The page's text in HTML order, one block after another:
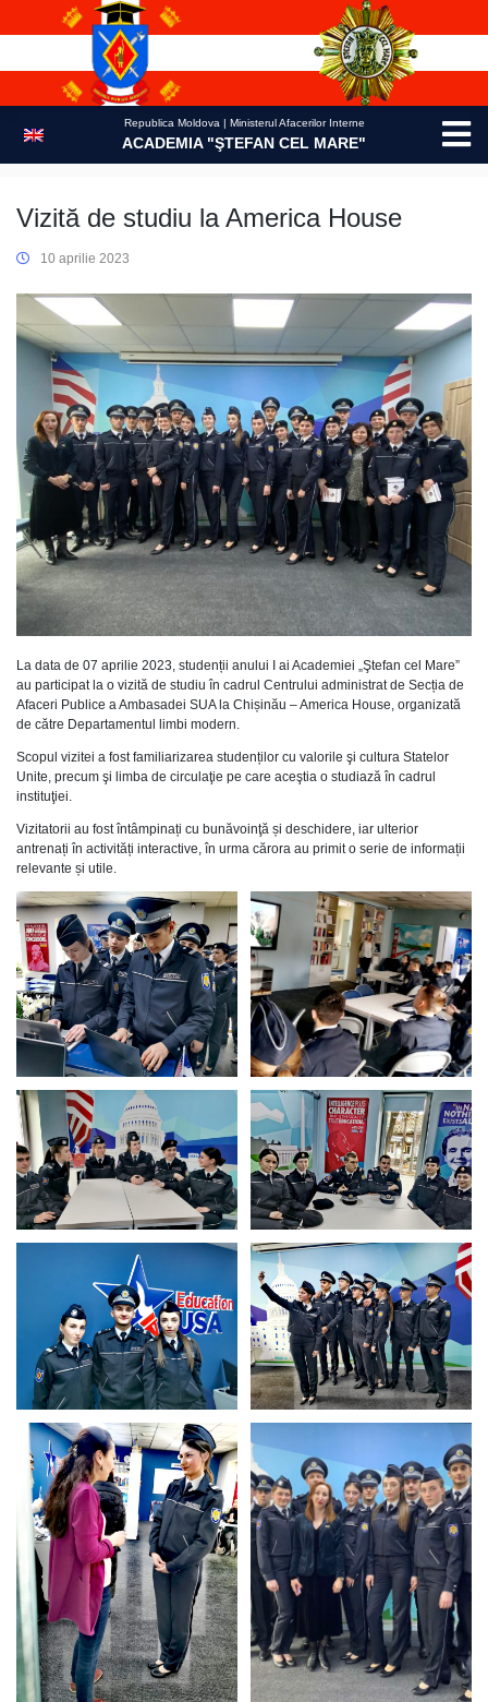
Republica Moldova | Ministerul Afacerilor Interne
ACADEMIA "ŞTEFAN CEL MARE"
Vizită de studiu la America House
10 aprilie 2023
La data de 07 aprilie 2023, studenții anului I ai Academiei „Ştefan cel Mare”
au participat la o vizită de studiu în cadrul Centrului administrat de Secția de
Afaceri Publice a Ambasadei SUA la Chișinău – America House, organizată
de către Departamentul limbi modern.
Scopul vizitei a fost familiarizarea studenților cu valorile şi cultura Statelor
Unite, precum şi limba de circulaţie pe care aceştia o studiază în cadrul
instituţiei.
Vizitatorii au fost întâmpinați cu bunăvoinţă și deschidere, iar ulterior
antrenați în activități interactive, în urma cărora au primit o serie de informații
relevante și utile.